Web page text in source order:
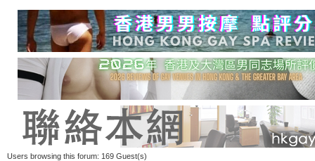
Users browsing this forum: 169 Guest(s)